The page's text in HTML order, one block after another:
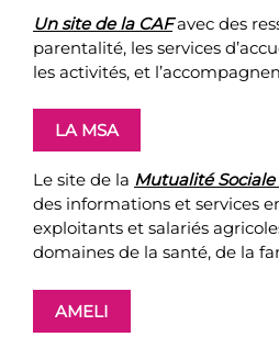
Un site de la CAFavec des
parentalité, les services
les activités, et
LA MSA
Le site de la Mutualité
des informations et services
exploitants et salariés
domaines de la santé, de la
AMELI